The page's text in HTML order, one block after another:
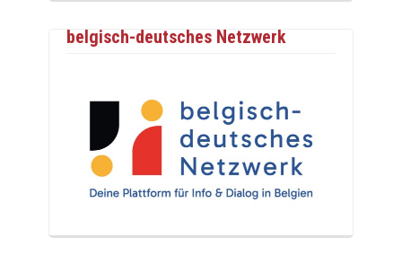
belgisch-deutsches Netzwerk